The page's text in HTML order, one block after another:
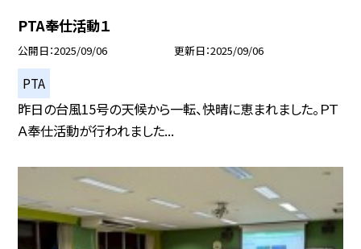
PTA奉仕活動１
公開日 2025/09/06 更新日 2025/09/06
PTA
昨日の台風15号の天候から一転、快晴に恵まれました。ＰＴ
Ａ奉仕活動が行われました...